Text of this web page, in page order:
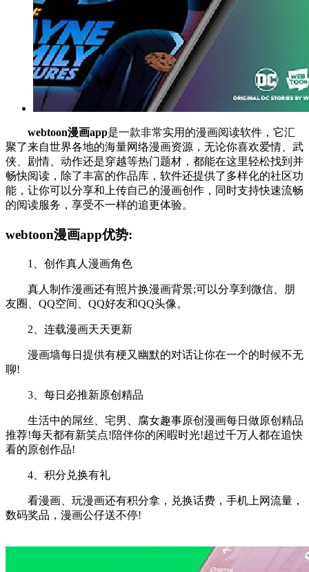
webtoon漫画app是一款非常实用的漫画阅读软件，它汇
聚了来自世界各地的海量网络漫画资源，无论你喜欢爱情、武
侠、剧情、动作还是穿越等热门题材，都能在这里轻松找到并
畅快阅读，除了丰富的作品库，软件还提供了多样化的社区功
能，让你可以分享和上传自己的漫画创作，同时支持快速流畅
的阅读服务，享受不一样的追更体验。
webtoon漫画app优势:
1、创作真人漫画角色
真人制作漫画还有照片换漫画背景;可以分享到微信、朋
友圈、QQ空间、QQ好友和QQ头像。
2、连载漫画天天更新
漫画墙每日提供有梗又幽默的对话让你在一个的时候不无
聊!
3、每日必推新原创精品
生活中的屌丝、宅男、腐女趣事原创漫画每日做原创精品
推荐!每天都有新笑点!陪伴你的闲暇时光!超过千万人都在追快
看的原创作品!
4、积分兑换有礼
看漫画、玩漫画还有积分拿，兑换话费，手机上网流量，
数码奖品，漫画公仔送不停!